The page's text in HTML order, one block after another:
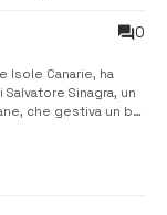
0
Isole Canarie, ha
Sinagra, un
che gestiva un bar
da un in...